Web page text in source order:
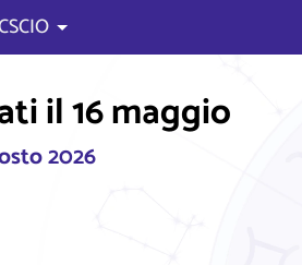
il 16 maggio
2026